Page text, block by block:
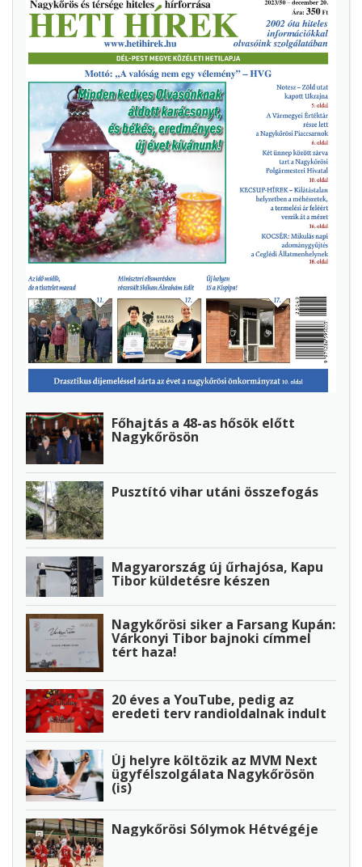
Főhajtás a 48-as hősök előtt
Nagykőrösön
Pusztító vihar utáni összefogás
Magyarország új űrhajósa, Kapu
Tibor küldetésre készen
Nagykőrösi siker a Farsang Kupán:
Várkonyi Tibor bajnoki címmel
tért haza!
20 éves a YouTube, pedig az
eredeti terv randioldalnak indult
Új helyre költözik az MVM Next
ügyfélszolgálata Nagykőrösön
(is)
Nagykőrösi Sólymok Hétvégéje